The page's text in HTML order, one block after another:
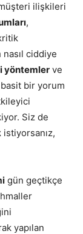
ilişkileri
,
ciddiye
yöntemler ve
bir yorum
Siz de
istiyorsanız,
gün geçtikçe
yapılan